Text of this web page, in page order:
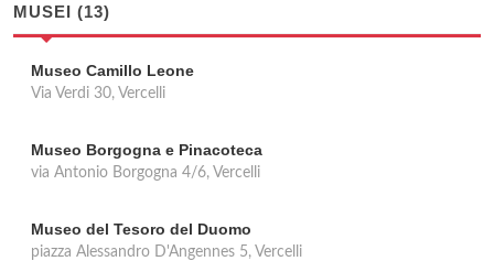
MUSEI (13)
Museo Camillo Leone
Via Verdi 30, Vercelli
Museo Borgogna e Pinacoteca
via Antonio Borgogna 4/6, Vercelli
Museo del Tesoro del Duomo
piazza Alessandro D'Angennes 5, Vercelli